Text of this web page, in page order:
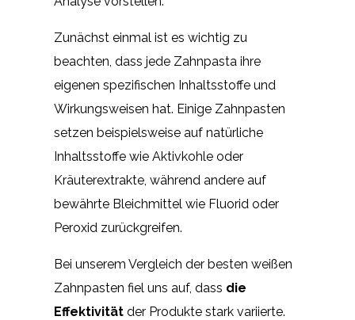
Zunächst einmal ist es wichtig zu
beachten, dass jede Zahnpasta ihre
eigenen spezifischen Inhaltsstoffe und
Wirkungsweisen hat. Einige Zahnpasten
setzen beispielsweise auf natürliche
Inhaltsstoffe wie Aktivkohle oder
Kräuterextrakte, während andere auf
bewährte Bleichmittel wie Fluorid oder
Peroxid zurückgreifen.
Bei unserem Vergleich der besten weißen
Zahnpasten fiel uns auf, dass die
Effektivität der Produkte stark variierte.